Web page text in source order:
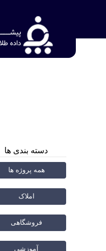
دسته بندی ها
همه پروژه ها
املاک
فروشگاهی
آموزشی